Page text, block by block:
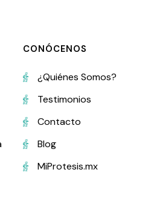
CONÓCENOS
¿Quiénes Somos?
Testimonios
Contacto
Blog
MiProtesis.mx